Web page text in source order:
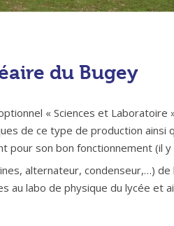
du Bugey
« Sciences et
de ce type de production
son bon fonctionnement (il y
alternateur, condenseur,…) de
au labo de physique du lycée et